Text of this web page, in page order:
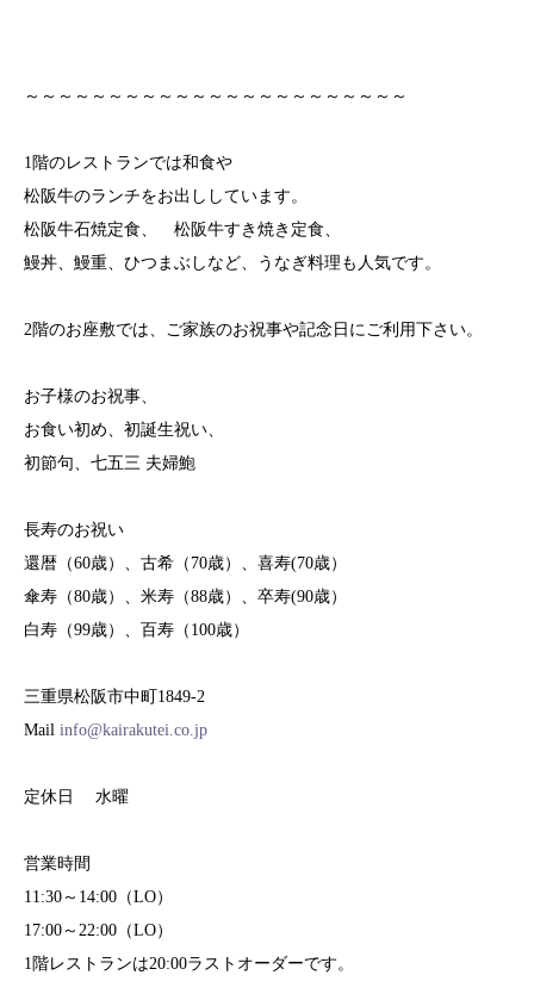
～～～～～～～～～～～～～～～～～～～～～～～
1階のレストランでは和食や
松阪牛のランチをお出ししています。
松阪牛石焼定食、 松阪牛すき焼き定食、
鰻丼、鰻重、ひつまぶしなど、うなぎ料理も人気です。
2階のお座敷では、ご家族のお祝事や記念日にご利用下さい。
お子様のお祝事、
お食い初め、初誕生祝い、
初節句、七五三 夫婦鮑
長寿のお祝い
還暦（60歳）、古希（70歳）、喜寿(70歳）
傘寿（80歳）、米寿（88歳）、卒寿(90歳）
白寿（99歳）、百寿（100歳）
三重県松阪市中町1849-2
Mail info@kairakutei.co.jp
定休日 水曜
営業時間
11:30～14:00（LO）
17:00～22:00（LO）
1階レストランは20:00ラストオーダーです。